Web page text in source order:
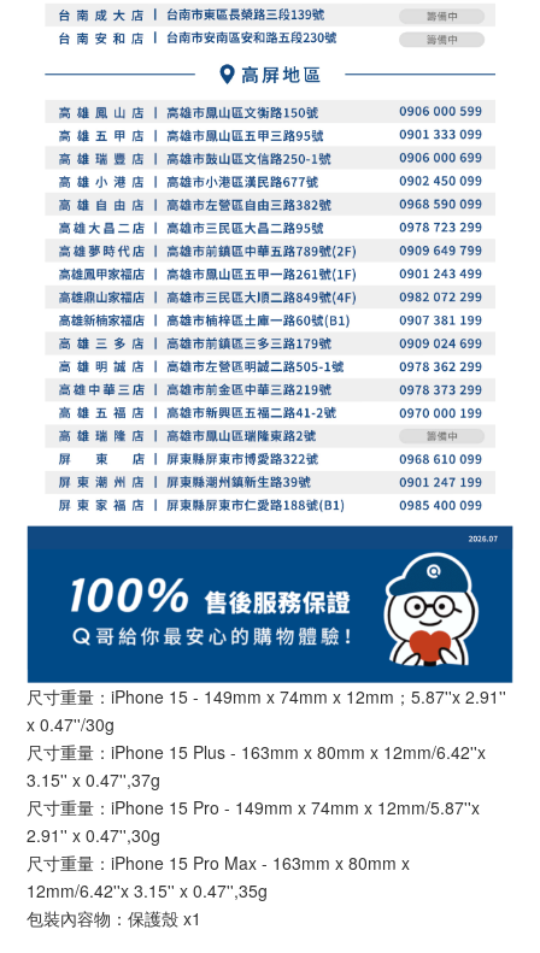
尺寸重量：iPhone 15 - 149mm x 74mm x 12mm；5.87''x 2.91''
x 0.47''/30g
尺寸重量：iPhone 15 Plus - 163mm x 80mm x 12mm/6.42''x
3.15'' x 0.47'',37g
尺寸重量：iPhone 15 Pro - 149mm x 74mm x 12mm/5.87''x
2.91'' x 0.47'',30g
尺寸重量：iPhone 15 Pro Max - 163mm x 80mm x
12mm/6.42''x 3.15'' x 0.47'',35g
包裝內容物：保護殼 x1